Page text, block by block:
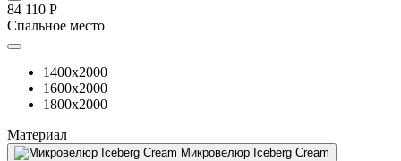
84 110 Р
Спальное место
1400x2000
1600x2000
1800x2000
Материал
Микровелюр Iceberg Cream